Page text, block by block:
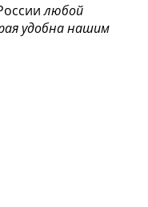
любой
удобна нашим